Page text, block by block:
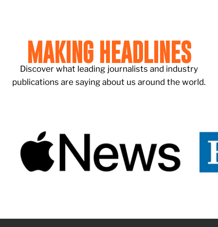
MAKING HEADLINES
Discover what leading journalists and industry
publications are saying about us around the world.